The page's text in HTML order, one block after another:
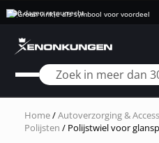
Snelle levering
Home/Autoverzorging &
Polijsten / Polijstwiel voor